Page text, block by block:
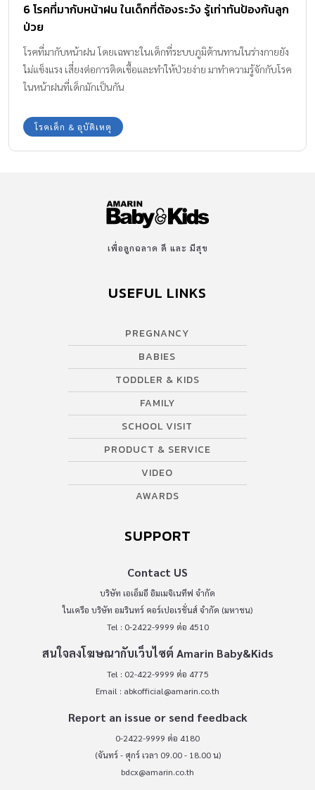
6 โรคที่มากับหน้าฝน ในเด็กที่ต้องระวัง รู้เท่าทันป้องกันลูก
ป่วย
โรคที่มากับหน้าฝน โดยเฉพาะในเด็กที่ระบบภูมิต้านทานในร่างกายยัง
ไม่แข็งแรง เสี่ยงต่อการติดเชื้อและทำให้ป่วยง่าย มาทำความรู้จักกับโรค
ในหน้าฝนที่เด็กมักเป็นกัน
โรคเด็ก & อุบัติเหตุ
เพื่อลูกฉลาด ดี และ มีสุข
USEFUL LINKS
PREGNANCY
BABIES
TODDLER & KIDS
FAMILY
SCHOOL VISIT
PRODUCT & SERVICE
VIDEO
AWARDS
SUPPORT
Contact US
บริษัท เอเอ็มอี อิมเมจิเนทีฟ จำกัด
ในเครือ บริษัท อมรินทร์ คอร์เปอเรชั่นส์ จำกัด (มหาชน)
Tel : 0-2422-9999 ต่อ 4510
สนใจลงโฆษณากับเว็บไซต์ Amarin Baby&Kids
Tel : 02-422-9999 ต่อ 4775
Email : abkofficial@amarin.co.th
Report an issue or send feedback
0-2422-9999 ต่อ 4180
(จันทร์ - ศุกร์ เวลา 09.00 - 18.00 น)
bdcx@amarin.co.th